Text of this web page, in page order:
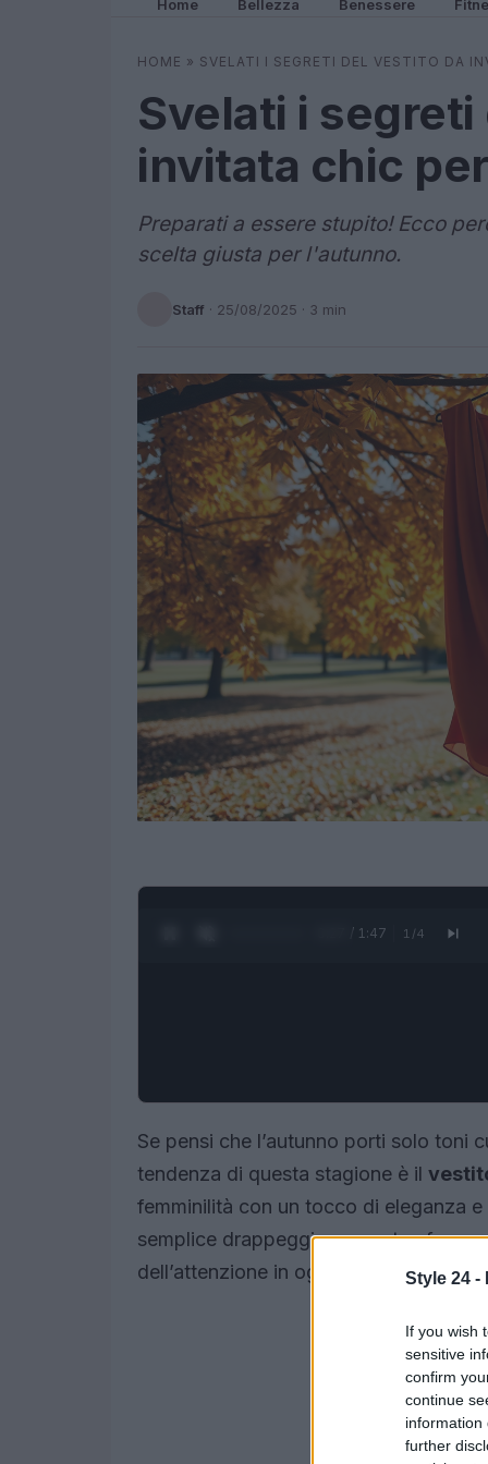
Style 24 -
If you wish
sensitive
confirm
continue
information
further
Home Bellezza Benessere
HOME » SVELATI I SEGRETI DEL VESTITO DA
Svelati i
invitata chic
Preparati a essere stupito! Ecco
scelta giusta per l'autunno.
Staff · 25/08/2025 · 3 min
0:28 / 1:47 1 /4
Se pensi che l’autunno porti solo toni
tendenza di questa stagione è il
femminilità con un tocco di eleganza
semplice drappeggio possa
dell’attenzione in ogni occasione! ✨